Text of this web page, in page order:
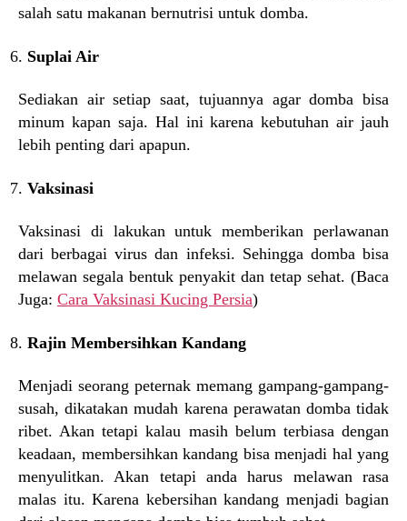
salah satu makanan bernutrisi untuk domba.
Suplai Air
Sediakan air setiap saat, tujuannya agar domba bisa
minum kapan saja. Hal ini karena kebutuhan air jauh
lebih penting dari apapun.
Vaksinasi
Vaksinasi di lakukan untuk memberikan perlawanan
dari berbagai virus dan infeksi. Sehingga domba bisa
melawan segala bentuk penyakit dan tetap sehat. (Baca
Juga: Cara Vaksinasi Kucing Persia)
Rajin Membersihkan Kandang
Menjadi seorang peternak memang gampang-gampang-
susah, dikatakan mudah karena perawatan domba tidak
ribet. Akan tetapi kalau masih belum terbiasa dengan
keadaan, membersihkan kandang bisa menjadi hal yang
menyulitkan. Akan tetapi anda harus melawan rasa
malas itu. Karena kebersihan kandang menjadi bagian